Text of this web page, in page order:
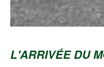
L'ARRIVÉE DU